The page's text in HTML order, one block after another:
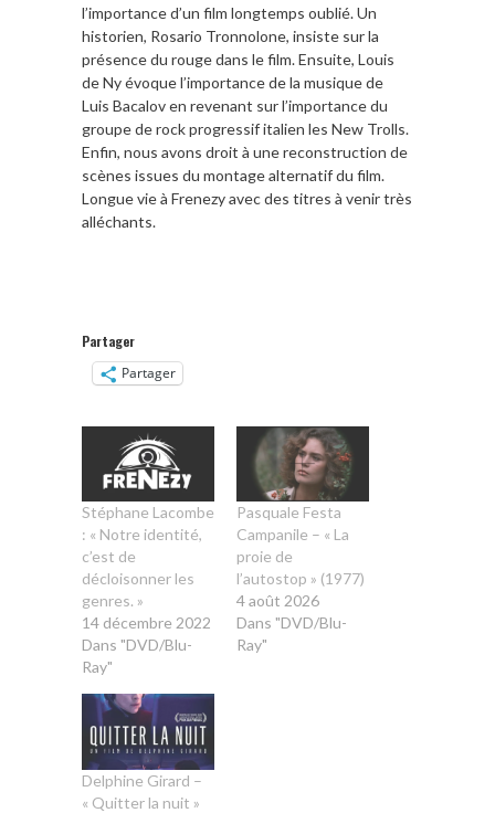
l’importance d’un film longtemps oublié. Un
historien, Rosario Tronnolone, insiste sur la
présence du rouge dans le film. Ensuite, Louis
de Ny évoque l’importance de la musique de
Luis Bacalov en revenant sur l’importance du
groupe de rock progressif italien les New Trolls.
Enfin, nous avons droit à une reconstruction de
scènes issues du montage alternatif du film.
Longue vie à Frenezy avec des titres à venir très
alléchants.
Partager
Partager
Stéphane Lacombe
: « Notre identité,
c’est de
décloisonner les
genres. »
14 décembre 2022
Dans "DVD/Blu-
Ray"
Pasquale Festa
Campanile – « La
proie de
l’autostop » (1977)
4 août 2026
Dans "DVD/Blu-
Ray"
Delphine Girard –
« Quitter la nuit »